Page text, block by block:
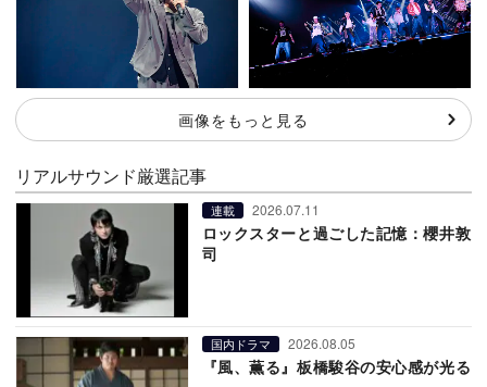
画像をもっと見る
リアルサウンド厳選記事
連載 2026.07.11
ロックスターと過ごした記憶：櫻井敦
司
国内ドラマ 2026.08.05
『風、薫る』板橋駿谷の安心感が光る